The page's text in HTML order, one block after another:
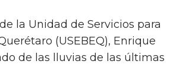
la Unidad de Servicios para
(USEBEQ), Enrique
de las lluvias de las últimas